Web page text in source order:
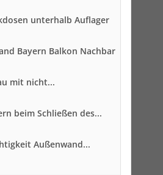
unterhalb Auflager
Bayern Balkon Nachbar
mit nicht...
beim Schließen des...
Außenwand...